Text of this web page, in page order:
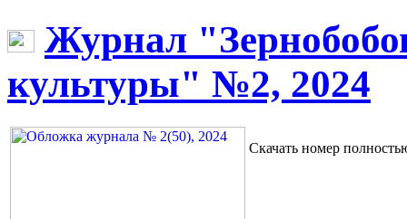
Журнал
культуры" №2, 2024
Скачать номер